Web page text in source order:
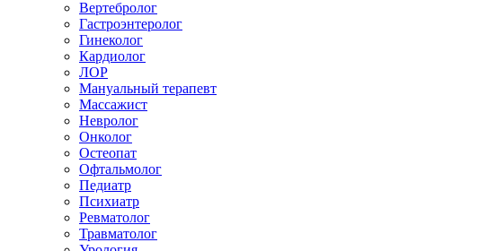
Вертебролог
Гастроэнтеролог
Гинеколог
Кардиолог
ЛОР
Мануальный терапевт
Массажист
Невролог
Онколог
Остеопат
Офтальмолог
Педиатр
Психиатр
Ревматолог
Травматолог